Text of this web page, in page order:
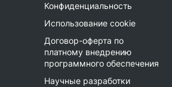
Конфиденциальность
Использование cookie
Договор-оферта по
платному внедрению
программного обеспечения
Научные разработки